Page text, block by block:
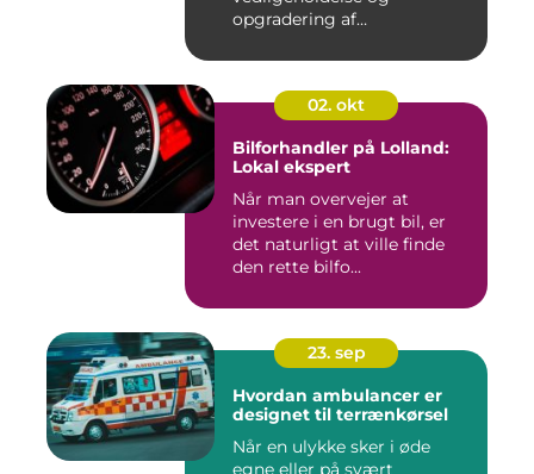
opgradering af
02. okt
Bilforhandler på Lolland:
Lokal ekspert
Når man overvejer at
investere i en brugt bil, er
det naturligt at ville finde
den rette bilfo...
23. sep
Hvordan ambulancer er
designet til terrænkørsel
Når en ulykke sker i øde
egne eller på svært